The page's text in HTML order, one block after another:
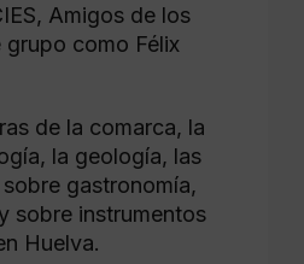
Amigos de los
como Félix
de la comarca, la
la geología, las
gastronomía,
sobre instrumentos
Huelva.